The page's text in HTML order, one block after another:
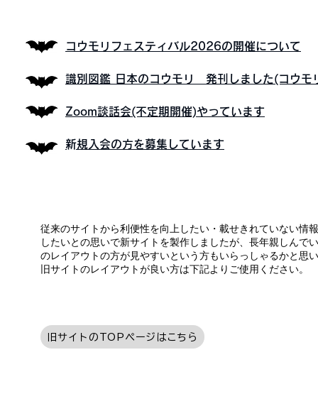
コウモリフェスティバル2026の開催について
識別図鑑 日本のコウモリ 発刊しました(コウモ
Zoom談話会(不定期開催)やっています
​新規入会の方を募集しています
従来のサイトから利便性を向上したい・載せきれていない情
したいとの思いで新サイトを製作しましたが、長年親しんで
のレイアウトの方が見やすいという方もいらっしゃるかと思
旧サイトのレイアウトが良い方は下記よりご使用ください。
旧サイトのTOPページはこちら